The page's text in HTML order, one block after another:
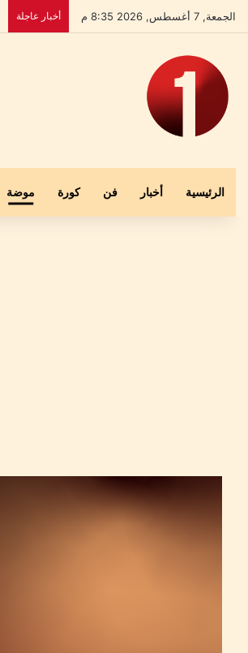
الجمعة, 7 أغسطس, 2026 8:35 م أخبار عاجلة
الرئيسية أخبار فن كورة موضة